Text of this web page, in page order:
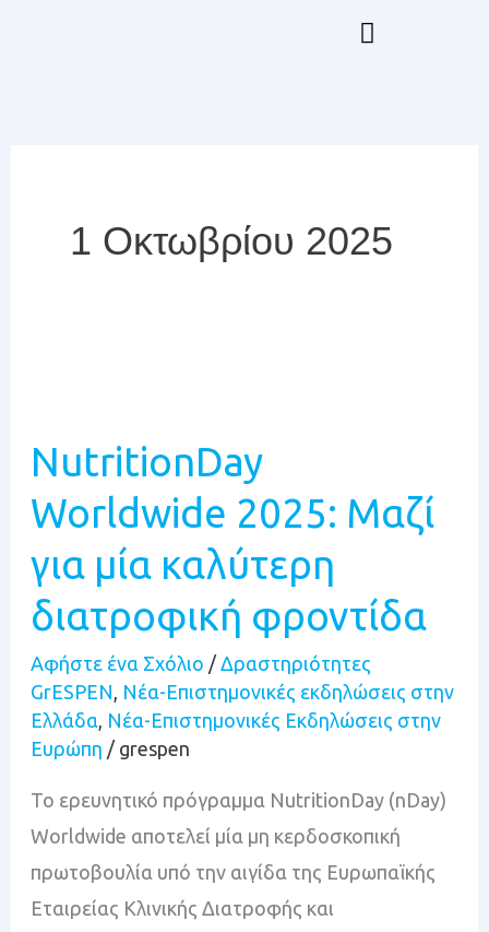
1 Οκτωβρίου 2025
NutritionDay
Worldwide 2025: Μαζί
για μία καλύτερη
διατροφική φροντίδα
Αφήστε ένα Σχόλιο / Δραστηριότητες
GrESPEN, Νέα-Επιστημονικές εκδηλώσεις στην
Ελλάδα, Νέα-Επιστημονικές Εκδηλώσεις στην
Ευρώπη / grespen
Το ερευνητικό πρόγραμμα NutritionDay (nDay)
Worldwide αποτελεί μία μη κερδοσκοπική
πρωτοβουλία υπό την αιγίδα της Ευρωπαϊκής
Εταιρείας Κλινικής Διατροφής και
2025:
Μαζί
για
μία
καλύτερη
διατροφική
φροντίδα